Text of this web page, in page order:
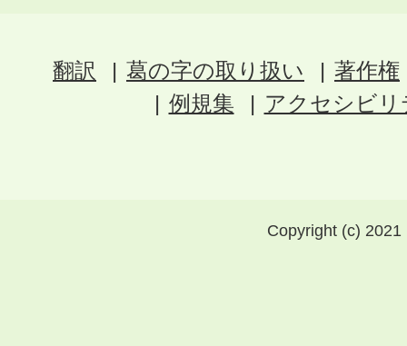
翻訳 葛の字の取り扱い
著作権
例規集
アクセシビ
Copyright (c)